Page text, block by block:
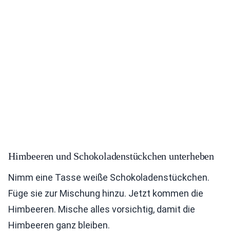
Himbeeren und Schokoladenstückchen unterheben
Nimm eine Tasse weiße Schokoladenstückchen.
Füge sie zur Mischung hinzu. Jetzt kommen die
Himbeeren. Mische alles vorsichtig, damit die
Himbeeren ganz bleiben.